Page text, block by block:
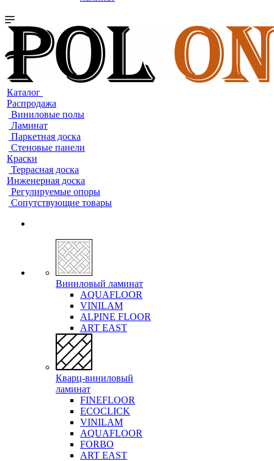
Каталог
Распродажа
Виниловые полы
Ламинат
Паркетная доска
Стеновые панели
Краски
Террасная доска
Инженерная доска
Регулируемые опоры
Сопутствующие товары
Виниловый ламинат
AQUAFLOOR
VINILAM
ALPINE FLOOR
ART EAST
Кварц-виниловый
ламинат
FINEFLOOR
ECOCLICK
VINILAM
AQUAFLOOR
FORBO
ART EAST